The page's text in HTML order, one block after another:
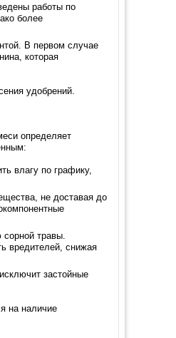
работы по
более
В первом случае
которая
удобрений.
определяет
влагу по графику,
не доставая до
травы.
вредителей, снижая
застойные
на наличие